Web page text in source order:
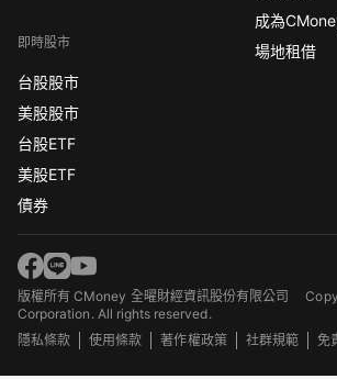
即時股市
台股股市
美股股市
台股ETF
美股ETF
債券
成為
場地租借
版權所有 CMoney 全曜財經資訊股份有限公司
Corporation. All rights reserved.
隱私條款
使用條款 著作權政策 社群規範 免